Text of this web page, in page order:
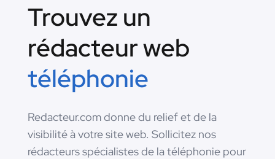
Trouvez un
rédacteur web
téléphonie
Redacteur.com donne du relief et de la
visibilité à votre site web. Sollicitez nos
rédacteurs spécialistes de la téléphonie pour